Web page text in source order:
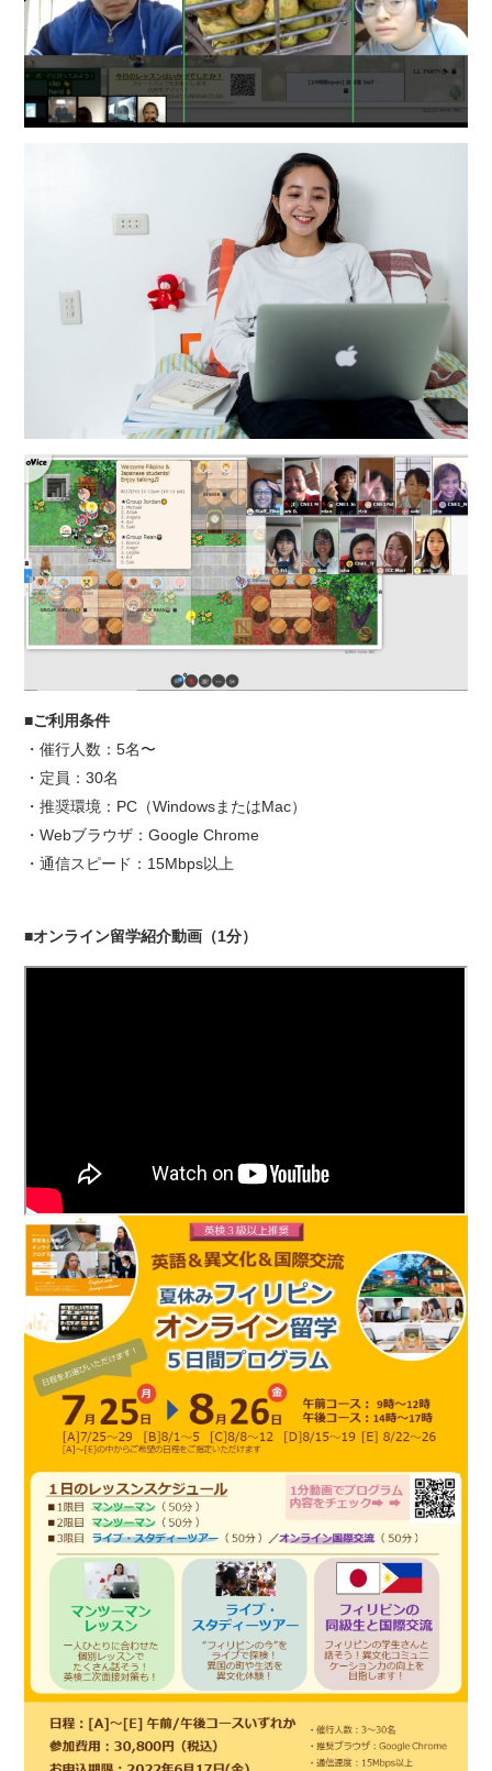
■ご利用条件
・催行人数：5名〜
・定員：30名
・推奨環境：PC（WindowsまたはMac）
・Webブラウザ：Google Chrome
・通信スピード：15Mbps以上
■オンライン留学紹介動画（1分）